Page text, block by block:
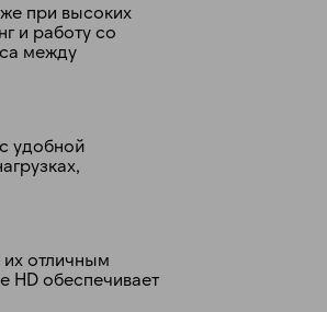
при высоких
и работу со
между
удобной
отличным
HD обеспечивает